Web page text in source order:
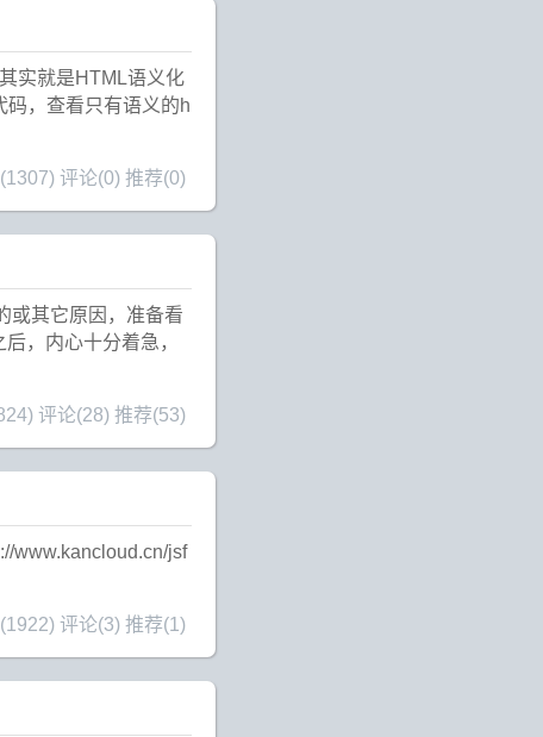
实就是HTML语义化
码，查看只有语义的h
评论(0) 推荐(0)
或其它原因，准备看
，内心十分着急，
评论(28) 推荐(53)
www.kancloud.cn/jsf
评论(3) 推荐(1)